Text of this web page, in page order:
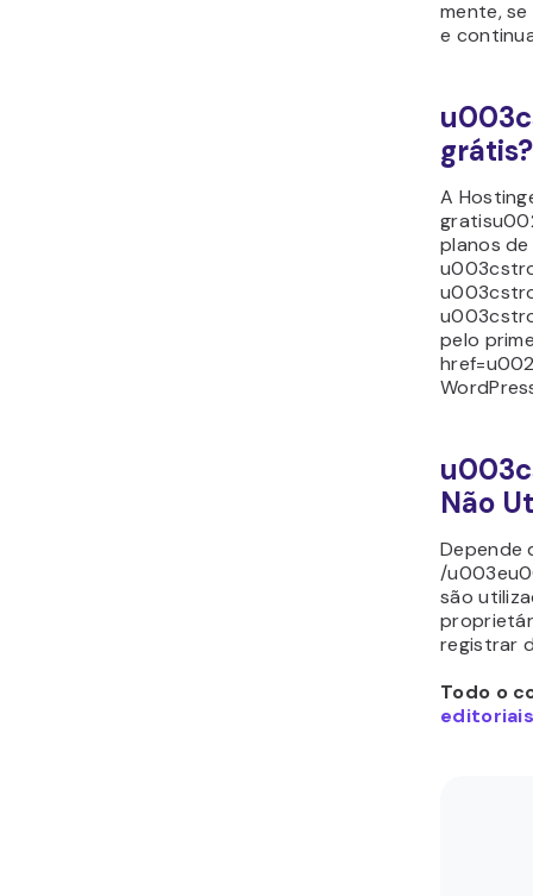
mente,
e
A
planos
pelo
Não
Depende
/
são
registrar
Todo o